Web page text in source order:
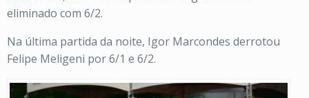
eliminado com 6/2.
Na última partida da noite, Igor Marcondes derrotou
Felipe Meligeni por 6/1 e 6/2.